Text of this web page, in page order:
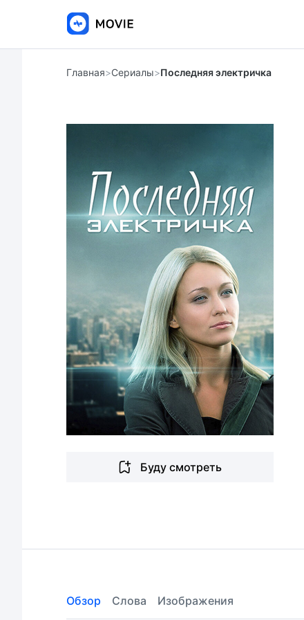
Главная>Сериалы>Последняя электричка
Буду смотреть
Обзор Слова Изображения